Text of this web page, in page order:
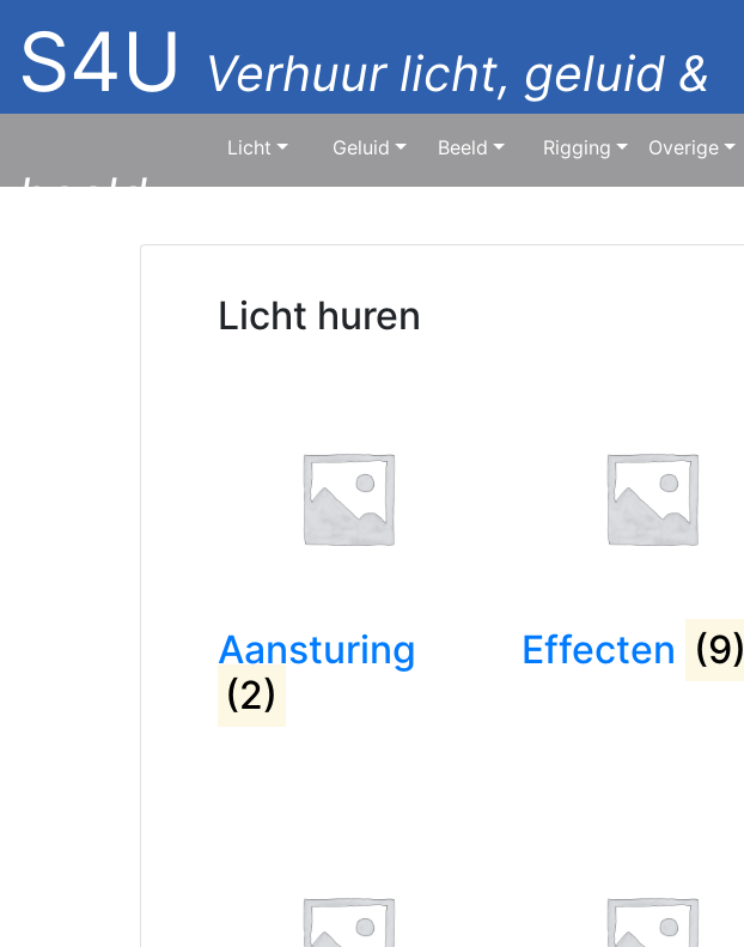
S4U Verhuur licht, geluid &
beeld
Licht Geluid Beeld Rigging Overige
Licht huren
Aansturing
(2)
Effecten (9)